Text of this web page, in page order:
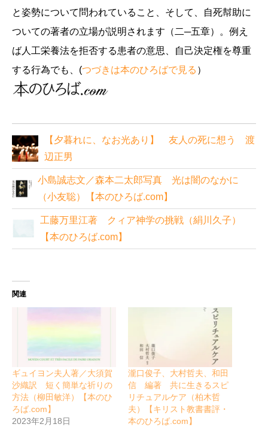
と姿勢について問われていること、そして、自死幇助に
ついての著者の立場が説明されます（二─五章）。例え
ば人工栄養法を拒否する患者の意思、自己決定権を尊重
する行為でも、(つづきは本のひろばで見る ）
【夕暮れに、なお光あり】 友人の死に想う 渡
辺正男
小島誠志文／森本二太郎写真 光は闇のなかに
（小友聡）【本のひろば.com】
工藤万里江著 クィア神学の挑戦（絹川久子）
【本のひろば.com】
関連
ギュイヨン夫人著／大須賀
沙織訳 短く簡単な祈りの
方法（柳田敏洋）【本のひ
ろば.com】
2023年2月18日
瀧口俊子、大村哲夫、和田
信 編著 共に生きるスピ
リチュアルケア（柏木哲
夫）【キリスト教書書評・
本のひろば.com】